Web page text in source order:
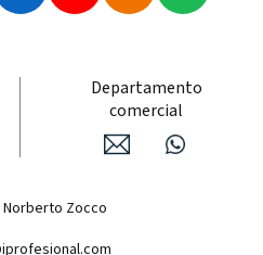
Departamento
comercial
Norberto Zocco